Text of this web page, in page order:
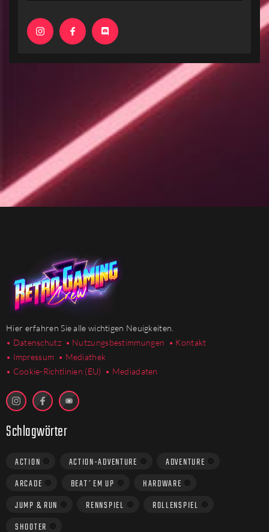
Hier erfahren Sie alle wichtigen Neuigkeiten.
• Datenschutz • Nutzungsbestimmungen • Kontakt
• Impressum • Mediathek
• Cookie-Richtlinien (EU) • Mediadaten
Schlagwörter
ACTION ACTION-ADVENTURE
ADVENTURE
ARCADE
BEAT´EM UP
HARDWARE
JUMP & RUN
RENNSPIEL
ROLLENSPIEL
SHOOTER